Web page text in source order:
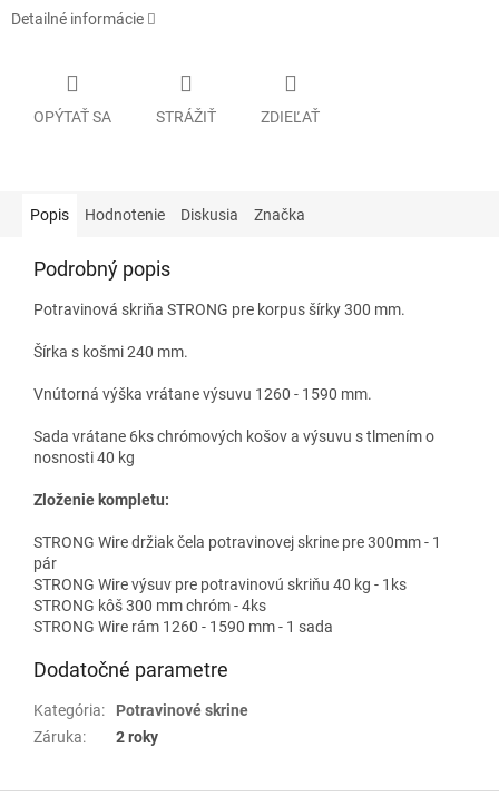
Detailné informácie
OPÝTAŤ SA STRÁŽIŤ ZDIEĽAŤ
Popis Hodnotenie Diskusia Značka
Podrobný popis
Potravinová skriňa STRONG pre korpus šírky 300 mm.
Šírka s košmi 240 mm.
Vnútorná výška vrátane výsuvu 1260 - 1590 mm.
Sada vrátane 6ks chrómových košov a výsuvu s tlmením o
nosnosti 40 kg
Zloženie kompletu:
STRONG Wire držiak čela potravinovej skrine pre 300mm - 1
pár
STRONG Wire výsuv pre potravinovú skriňu 40 kg - 1ks
STRONG kôš 300 mm chróm - 4ks
STRONG Wire rám 1260 - 1590 mm - 1 sada
Dodatočné parametre
Kategória:
Potravinové skrine
Záruka: 2 roky